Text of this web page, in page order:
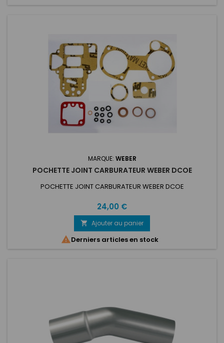
MARQUE: WEBER
POCHETTE JOINT CARBURATEUR WEBER DCOE
POCHETTE JOINT CARBURATEUR WEBER DCOE
Prix
24,00 €
 Ajouter au panier
Derniers articles en stock